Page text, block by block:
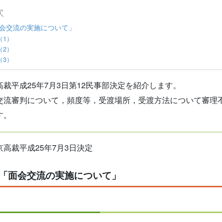
交流の実施について」
）
）
）
裁平成25年7月3日第12民事部決定を紹介します。
流審判について，頻度等，受渡場所，受渡方法について審
裁平成25年7月3日決定
面会交流の実施について」